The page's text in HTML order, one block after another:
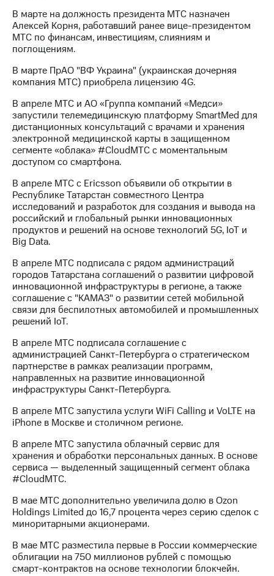
Раскрытие
информации
Информация
акционерам
Документы
ПАО
"МТС"
Собрания
акционеров
Личный
кабинет
акционера
Акционерный
капитал
Контроль
и
аудит
Рынок
акций
Программа
приобретения
Порядок
выкупа
акций
Дивиденды
облигаций
Описание
Еврооблигации-2023
Уведомление
погашении
именных
Другое
Регистратор
Реквизиты
Контакты
развитие
деловая этика
На главную
В марте на должность президента МТС назначен
Алексей Корня, работавший ранее вице-президентом
МТС по финансам, инвестициям, слияниям и
поглощениям.
В марте ПрАО "ВФ Украина" (украинская дочерняя
компания МТС) приобрела лицензию 4G.
В апреле МТС и АО «Группа компаний «Медси»
запустили телемедицинскую платформу SmartMed для
дистанционных консультаций с врачами и хранения
электронной медицинской карты в защищенном
сегменте «облака» #CloudMTC с моментальным
доступом со смартфона.
В апреле МТС с Ericsson объявили об открытии в
Республике Татарстан совместного Центра
исследований и разработок для создания и вывода на
российский и глобальный рынки инновационных
продуктов и решений на основе технологий 5G, IoT и
Big Data.
В апреле МТС подписала с рядом администраций
городов Татарстана соглашений о развитии цифровой
инновационной инфраструктуры в регионе, а также
соглашение с "КАМАЗ" о развитии сетей мобильной
связи для беспилотных автомобилей и промышленных
решений IoT.
В апреле МТС подписала соглашение с
администрацией Санкт-Петербурга о стратегическом
партнерстве в рамках реализации программ,
направленных на развитие инновационной
инфраструктуры Санкт-Петербурга.
В апреле МТС запустила услуги WiFi Calling и VoLTE на
iPhone в Москве и столичном регионе.
В апреле МТС запустила облачный сервис для
хранения и обработки персональных данных. В основе
сервиса — выделенный защищенный сегмент облака
#CloudМТС.
В мае МТС дополнительно увеличила долю в Ozon
Holdings Limited до 16,7 процента через серию сделок с
миноритарными акционерами.
В мае МТС разместила первые в России коммерческие
облигации на 750 миллионов рублей с помощью
смарт-контрактов на основе технологии блокчейн.